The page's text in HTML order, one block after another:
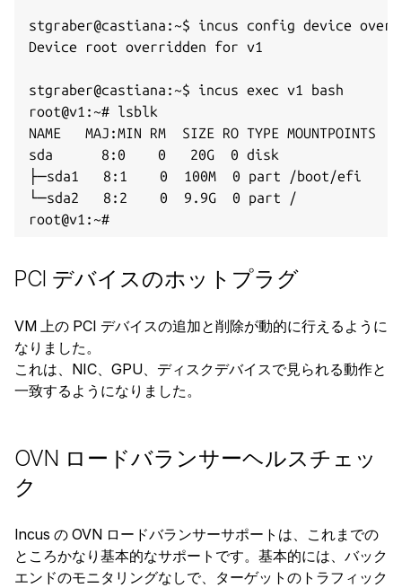
stgraber@castiana:~$ incus config device
Device root overridden for v1
stgraber@castiana:~$ incus exec v1 bash
root@v1:~# lsblk
NAME   MAJ:MIN RM  SIZE RO TYPE MOUNTPOINTS
sda      8:0    0   20G  0 disk
├─sda1   8:1    0  100M  0 part /boot/efi
└─sda2   8:2    0  9.9G  0 part /
PCI デバイスのホットプラグ
VM 上の PCI デバイスの追加と削除が動的に行えるように
なりました。
これは、NIC、GPU、ディスクデバイスで見られる動作と
一致するようになりました。
OVN ロードバランサーヘルスチェッ
ク
Incus の OVN ロードバランサーサポートは、これまでの
ところかなり基本的なサポートです。基本的には、バック
エンドのモニタリングなしで、ターゲットのトラフィック